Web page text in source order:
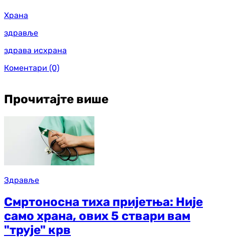
Храна
здравље
здрава исхрана
Коментари (0)
Прочитајте више
Здравље
Смртоносна тиха пријетња: Није
само храна, ових 5 ствари вам
"трује" крв